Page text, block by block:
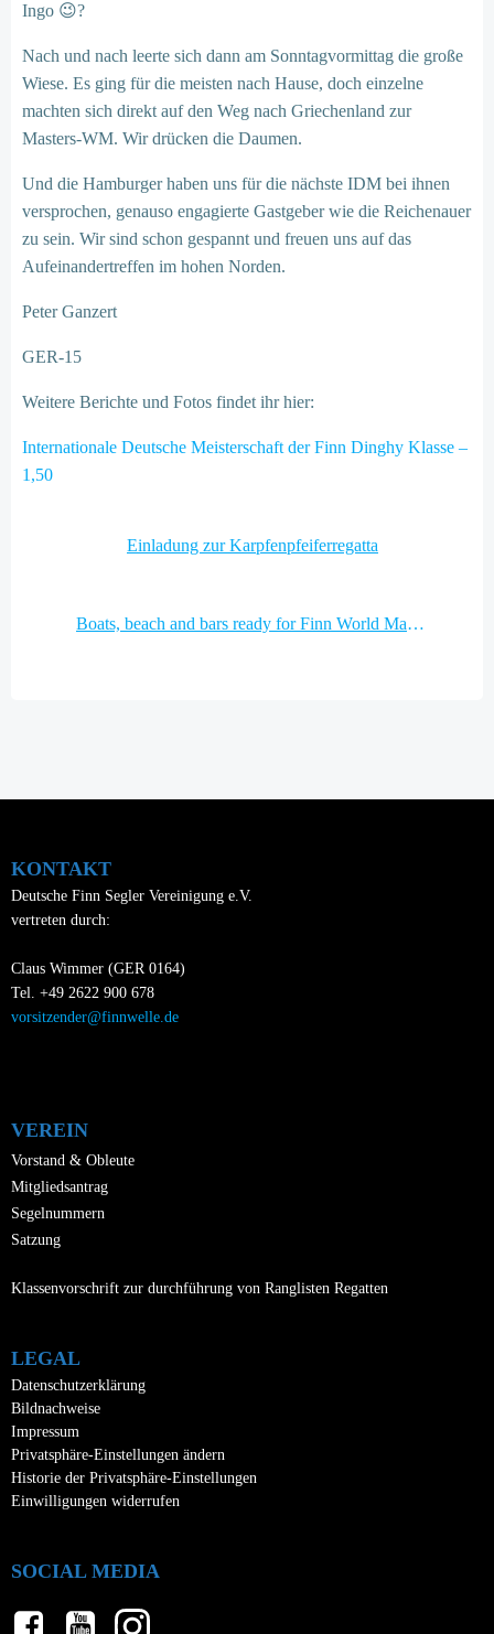
Ingo 😉?
Nach und nach leerte sich dann am Sonntagvormittag die große
Wiese. Es ging für die meisten nach Hause, doch einzelne
machten sich direkt auf den Weg nach Griechenland zur
Masters-WM. Wir drücken die Daumen.
Und die Hamburger haben uns für die nächste IDM bei ihnen
versprochen, genauso engagierte Gastgeber wie die Reichenauer
zu sein. Wir sind schon gespannt und freuen uns auf das
Aufeinandertreffen im hohen Norden.
Peter Ganzert
GER-15
Weitere Berichte und Fotos findet ihr hier:
Internationale Deutsche Meisterschaft der Finn Dinghy Klasse –
1,50
Einladung zur Karpfenpfeiferregatta
Boats, beach and bars ready for Finn World Masters
KONTAKT
Deutsche Finn Segler Vereinigung e.V.
vertreten durch:
Claus Wimmer (GER 0164)
Tel. +49 2622 900 678
vorsitzender@finnwelle.de
VEREIN
Vorstand & Obleute
Mitgliedsantrag
Segelnummern
Satzung
Klassenvorschrift zur durchführung von Ranglisten Regatten
LEGAL
Datenschutzerklärung
Bildnachweise
Impressum
Privatsphäre-Einstellungen ändern
Historie der Privatsphäre-Einstellungen
Einwilligungen widerrufen
SOCIAL MEDIA